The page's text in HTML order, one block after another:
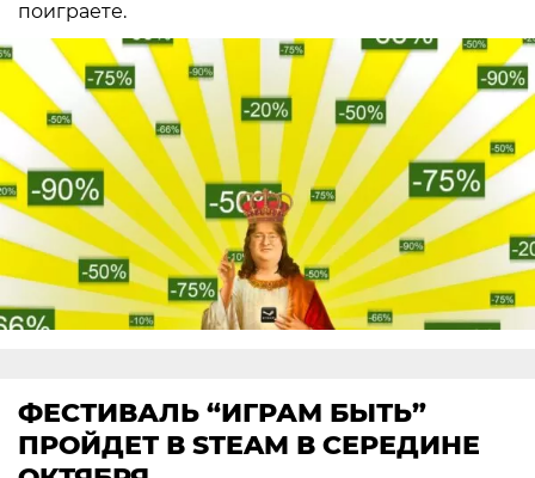
поиграете.
ФЕСТИВАЛЬ “ИГРАМ БЫТЬ”
ПРОЙДЕТ В STEAM В СЕРЕДИНЕ